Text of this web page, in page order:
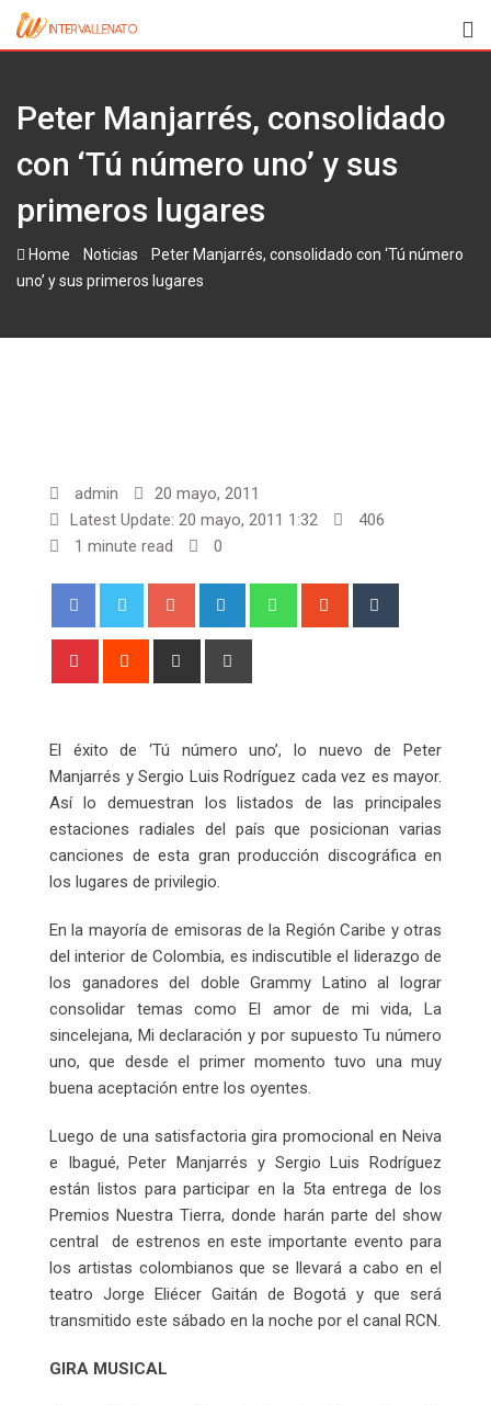
Skip
Peter Manjarrés, consolidado
con ‘Tú número uno’ y sus
primeros lugares
Home Noticias
Peter Manjarrés, consolidado con ‘Tú número
uno’ y sus primeros lugares
admin
20 mayo, 2011
Latest Update: 20 mayo, 2011 1:32
406
1 minute read
0
Google+ LinkedIn WhatsappStumbleUpon
Pinterest Reddit
Share
El éxito de ‘Tú número uno’, lo nuevo de Peter
Manjarrés y Sergio Luis Rodríguez cada vez es mayor.
Así lo demuestran los listados de las principales
estaciones radiales del país que posicionan varias
canciones de esta gran producción discográfica en
los lugares de privilegio.
En la mayoría de emisoras de la Región Caribe y otras
del interior de Colombia, es indiscutible el liderazgo de
los ganadores del doble Grammy Latino al lograr
consolidar temas como El amor de mi vida, La
sincelejana, Mi declaración y por supuesto Tu número
uno, que desde el primer momento tuvo una muy
buena aceptación entre los oyentes.
Luego de una satisfactoria gira promocional en Neiva
e Ibagué, Peter Manjarrés y Sergio Luis Rodríguez
están listos para participar en la 5ta entrega de los
Premios Nuestra Tierra, donde harán parte del show
central de estrenos en este importante evento para
los artistas colombianos que se llevará a cabo en el
teatro Jorge Eliécer Gaitán de Bogotá y que será
transmitido este sábado en la noche por el canal RCN.
GIRA MUSICAL